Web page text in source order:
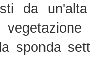
da
sponda